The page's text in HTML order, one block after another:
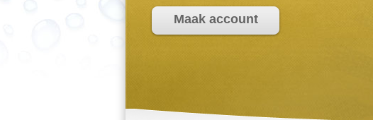
Maak account